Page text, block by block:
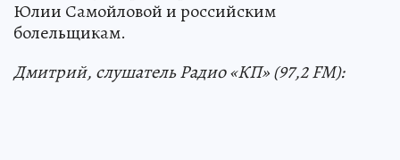
Юлии Самойловой и российским
болельщикам.
Дмитрий, слушатель Радио «КП» (97,2 FM):